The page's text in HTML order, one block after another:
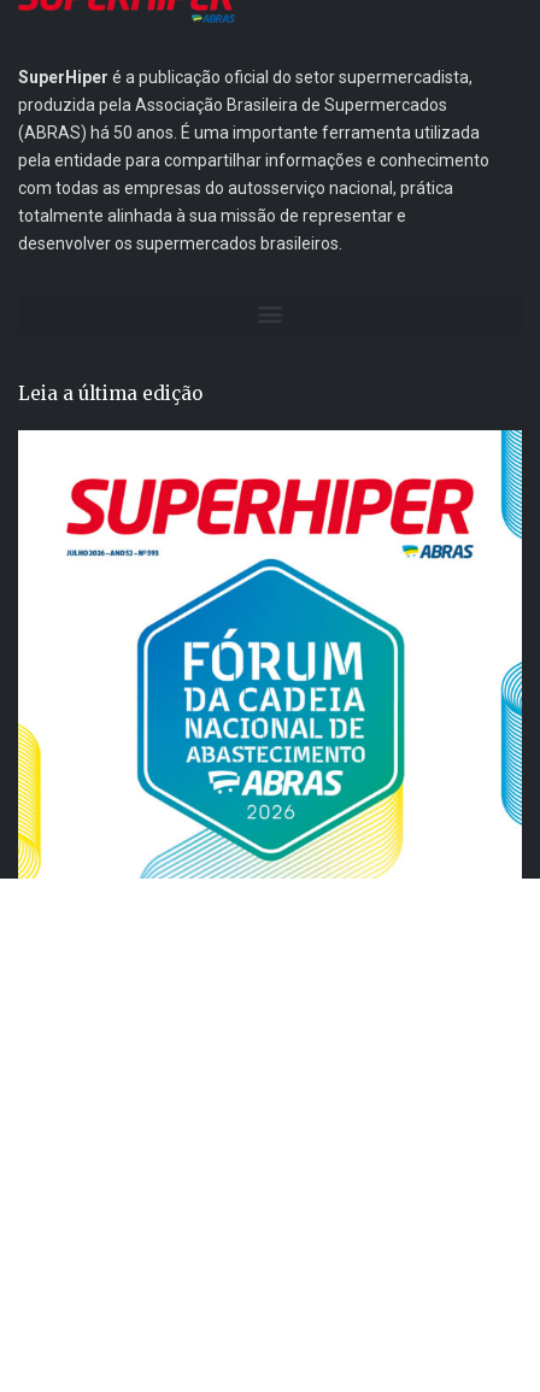
SuperHiper é a publicação oficial do setor supermercadista,
produzida pela Associação Brasileira de Supermercados
(ABRAS) há 50 anos. É uma importante ferramenta utilizada
pela entidade para compartilhar informações e conhecimento
com todas as empresas do autosserviço nacional, prática
totalmente alinhada à sua missão de representar e
desenvolver os supermercados brasileiros.
Leia a última edição